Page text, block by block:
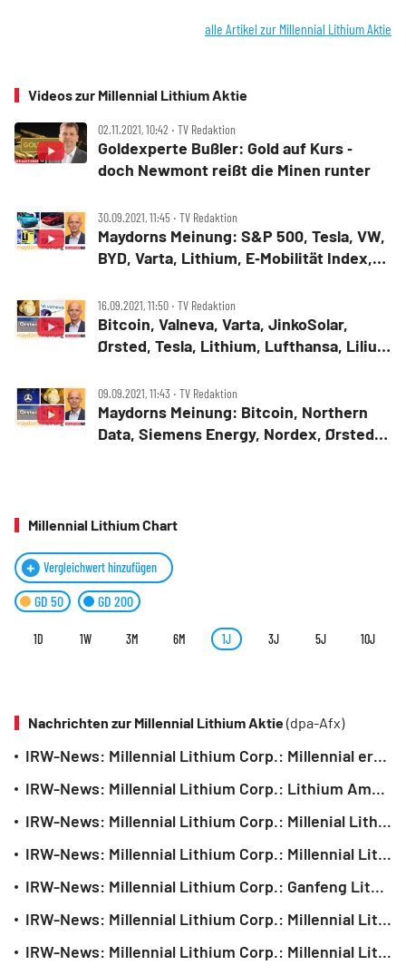
alle Artikel zur Millennial Lithium Aktie
Videos zur Millennial Lithium Aktie
02.11.2021, 10:42 ‧ TV Redaktion
Goldexperte Bußler: Gold auf Kurs ‑
doch Newmont reißt die Minen runter
30.09.2021, 11:45 ‧ TV Redaktion
Maydorns Meinung: S&P 500, Tesla, VW,
BYD, Varta, Lithium, E‑Mobilität Index,
16.09.2021, 11:50 ‧ TV Redaktion
Bitcoin, Valneva, Varta, JinkoSolar,
Ørsted, Tesla, Lithium, Lufthansa, Lilium
09.09.2021, 11:43 ‧ TV Redaktion
Maydorns Meinung: Bitcoin, Northern
Data, Siemens Energy, Nordex, Ørsted,
Millennial Lithium Chart
Vergleichwert hinzufügen
GD 50 GD 200
1D 1W 3M 6M 1J 3J 5J 10J
Nachrichten zur Millennial Lithium Aktie(dpa-Afx)
IRW-News: Millennial Lithium Corp.: Millennial erwirkt endgültige Gerichtsverfügung zur Genehmigung der Vereinbarung mit Lithium Americas Corp.
IRW-News: Millennial Lithium Corp.: Lithium Americas schließt endgültige Vereinbarung zum Erwerb von Millennial Lithium ab
IRW-News: Millennial Lithium Corp.: Millenial Lithium Corp. gibt Eingang eines besseren Übernahmeangebots von Lithium Americas Corp. bekannt
IRW-News: Millennial Lithium Corp.: Millennial Lithium Corp. gibt Erhalt eines erhöhten Übernahmeangebots bekannt
IRW-News: Millennial Lithium Corp.: Ganfeng Lithium Co., Ltd. wird Millennial Lithium Corp. mittels eines Barzahlungsangebots in Höhe von 353 Millionen Dollar erwerben
IRW-News: Millennial Lithium Corp.: Millennial Lithium Corp. meldet weiteren Lizenzerwerb auf Pastos Grandes Projekt in Argentinien und erhöht Landbesitz auf 14.091 Hektar
IRW-News: Millennial Lithium Corp.: Millennial Lithium Corp. meldet die Produktion von Lithiumcarbonat in Batteriequalität (99,96%) bei der Inbetriebnahme der Pilotanlage auf dem Pastos Grandes Projekt in Argentinien